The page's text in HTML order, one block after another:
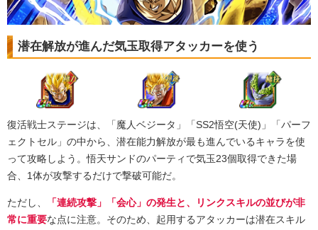
潜在解放が進んだ気玉取得アタッカーを使う
復活戦士ステージは、「魔人ベジータ」「SS2悟空(天使)」「パーフ
ェクトセル」の中から、潜在能力解放が最も進んでいるキャラを使
って攻略しよう。悟天サンドのパーティで気玉23個取得できた場
合、1体が攻撃するだけで撃破可能だ。
ただし、
「連続攻撃」「会心」の発生と、リンクスキルの並びが非
常に重要な点に注意。そのため、起用するアタッカーは潜在スキル